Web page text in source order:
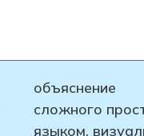
объяснение
сложного
языком,